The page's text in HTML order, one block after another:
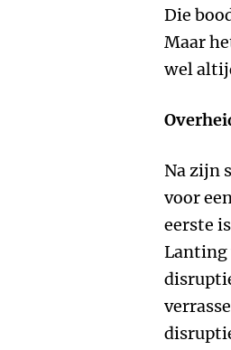
Die
Maar
wel
Na zijn
voor
eerste
Lanting